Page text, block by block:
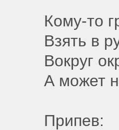
Кому-то
Взять в
Вокруг
А может
Припев: